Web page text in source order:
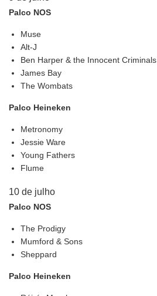
Palco NOS
Muse
Alt-J
Ben Harper & the Innocent Criminals
James Bay
The Wombats
Palco Heineken
Metronomy
Jessie Ware
Young Fathers
Flume
10 de julho
Palco NOS
The Prodigy
Mumford & Sons
Sheppard
Palco Heineken